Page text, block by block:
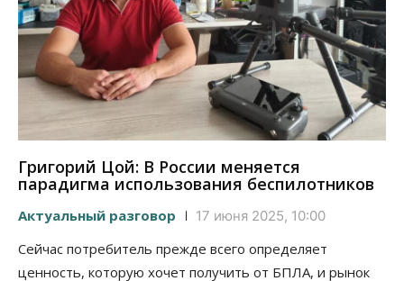
Григорий Цой: В России меняется
парадигма использования беспилотников
Актуальный разговор 17 июня 2025, 10:00
Сейчас потребитель прежде всего определяет
ценность, которую хочет получить от БПЛА, и рынок